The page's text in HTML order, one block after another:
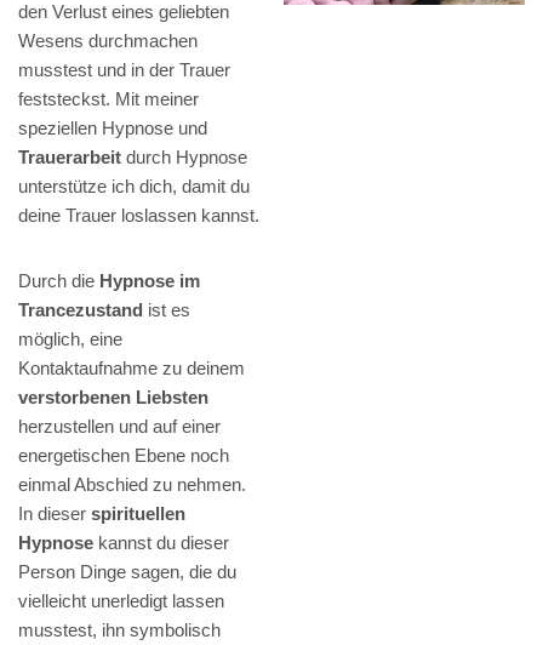
den Verlust eines geliebten
Wesens durchmachen
musstest und in der Trauer
feststeckst. Mit meiner
speziellen Hypnose und
Trauerarbeit durch Hypnose
unterstütze ich dich, damit du
deine Trauer loslassen kannst.
Durch die Hypnose im
Trancezustand ist es
möglich, eine
Kontaktaufnahme zu deinem
verstorbenen Liebsten
herzustellen und auf einer
energetischen Ebene noch
einmal Abschied zu nehmen.
In dieser spirituellen
Hypnose kannst du dieser
Person Dinge sagen, die du
vielleicht unerledigt lassen
musstest, ihn symbolisch